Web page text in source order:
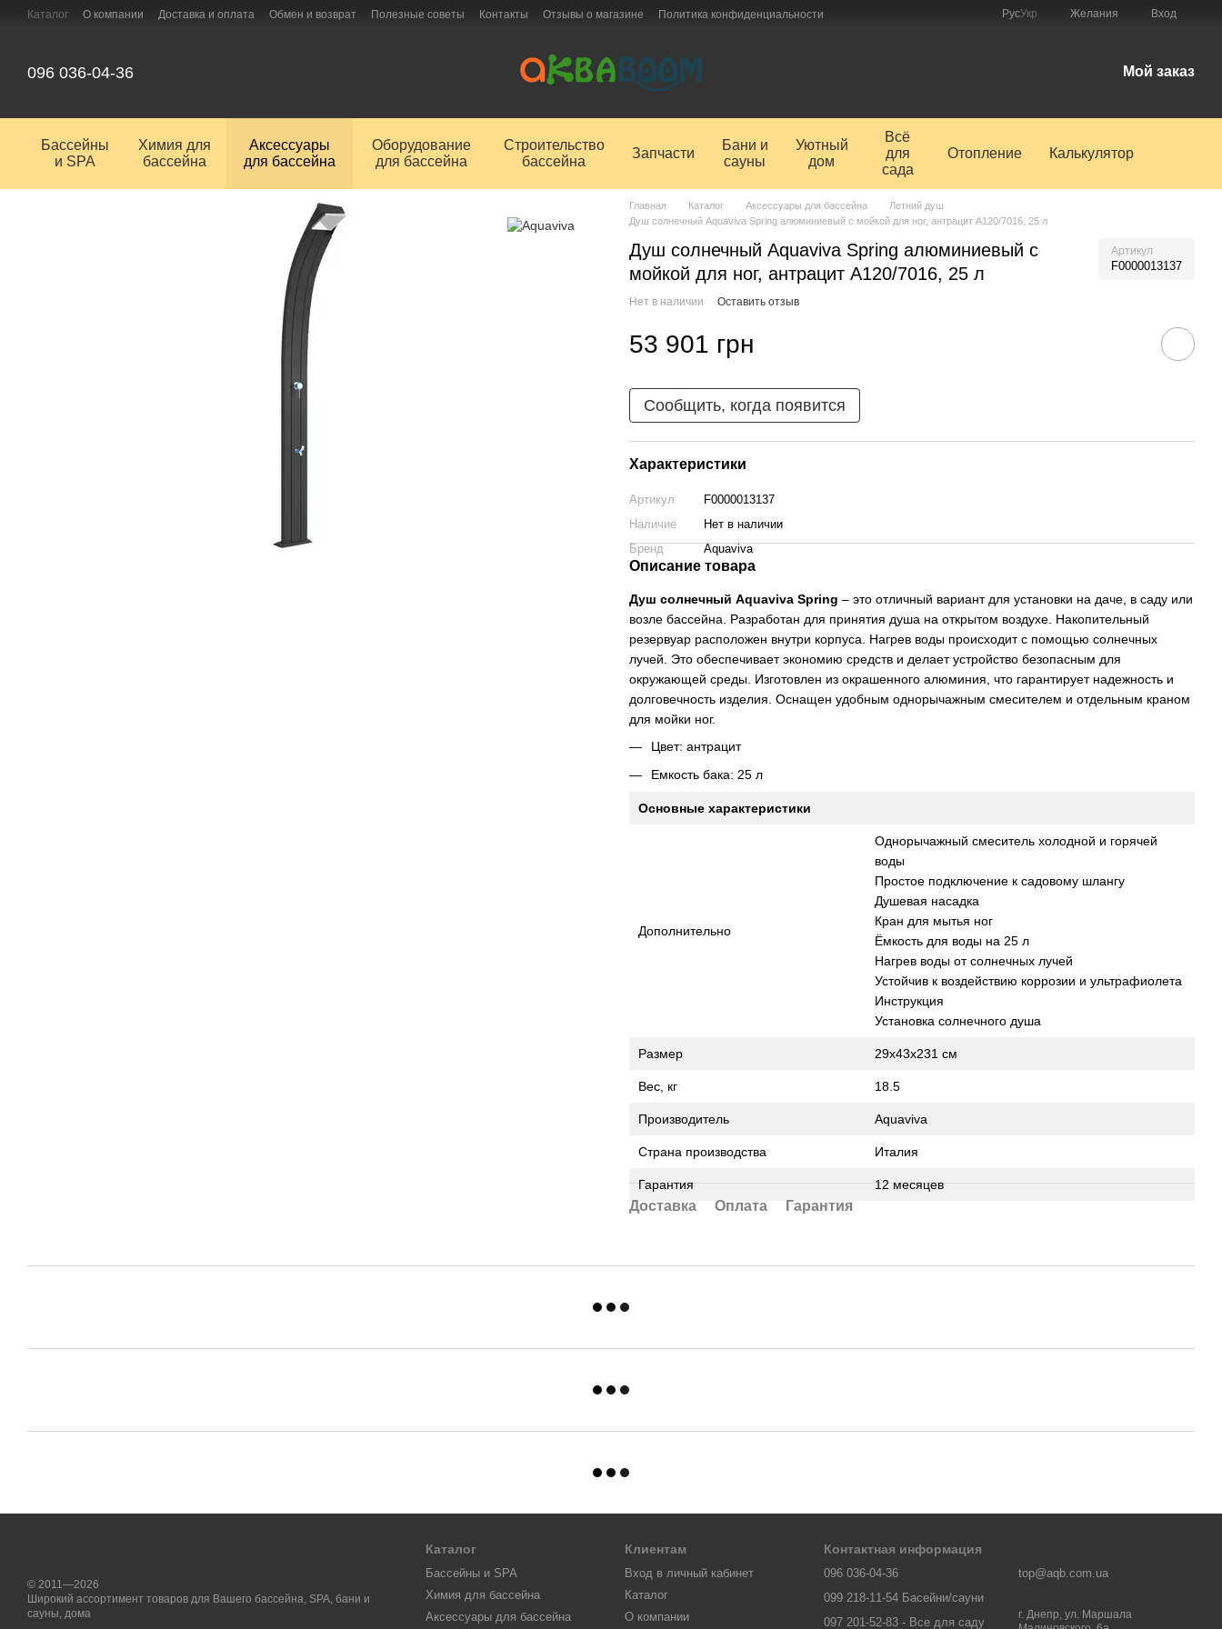
Перейти к основному контенту
Каталог О компании Доставка и оплата Обмен и возврат Полезные советы Контакты Отзывы о магазине Политика конфиденциальности РусУкр Желания Вход
096 036-04-36 Мой заказ
Бассейны
и SPA
Химия для
бассейна
Аксессуары
для бассейна
Оборудование
для бассейна
Строительство
бассейна
Запчасти
Бани и
сауны
Уютный
дом
Всё
для
сада
Отопление Калькулятор
Главная Каталог Аксессуары для бассейна
Летний душ
Душ солнечный Aquaviva Spring алюминиевый с мойкой для ног, антрацит A120/7016, 25 л
Душ солнечный Aquaviva Spring алюминиевый с
мойкой для ног, антрацит A120/7016, 25 л
Артикул
F0000013137
Нет в наличии Оставить отзыв
53 901 грн
Сообщить, когда появится
Характеристики
Артикул
F0000013137
Наличие
Нет в наличии
Бренд
Aquaviva
Описание товара
Душ солнечный Aquaviva Spring – это отличный вариант для установки на даче, в саду или
возле бассейна. Разработан для принятия душа на открытом воздухе. Накопительный
резервуар расположен внутри корпуса. Нагрев воды происходит с помощью солнечных
лучей. Это обеспечивает экономию средств и делает устройство безопасным для
окружающей среды. Изготовлен из окрашенного алюминия, что гарантирует надежность и
долговечность изделия. Оснащен удобным однорычажным смесителем и отдельным краном
для мойки ног.
Цвет: антрацит
Емкость бака: 25 л
Основные характеристики
Дополнительно
Однорычажный смеситель холодной и горячей
воды
Простое подключение к садовому шлангу
Душевая насадка
Кран для мытья ног
Ёмкость для воды на 25 л
Нагрев воды от солнечных лучей
Устойчив к воздействию коррозии и ультрафиолета
Инструкция
Установка солнечного душа
Размер 29x43x231 см
Вес, кг 18.5
Производитель Aquaviva
Страна производства Италия
Гарантия 12 месяцев
Доставка Оплата Гарантия
© 2011—2026
Широкий ассортимент товаров для Вашего бассейна, SPA, бани и
сауны, дома
Каталог
Бассейны и SPA
Химия для бассейна
Аксессуары для бассейна
Клиентам
Вход в личный кабинет
Каталог
О компании
Контактная информация
096 036-04-36
099 218-11-54 Басейни/сауни
097 201-52-83 - Все для саду
top@aqb.com.ua
г. Днепр, ул. Маршала